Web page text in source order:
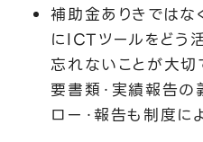
補助金ありきではな
にICTツールをどう
忘れないことが大切
要書類・実績報告の
ロー・報告も制度に